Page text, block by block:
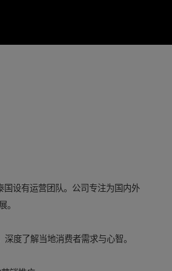
设有运营团队。公司专注为国内外
。
度了解当地消费者需求与心智。